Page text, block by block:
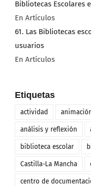
Bibliotecas Escolares
En Artículos
61. Las Bibliotecas
usuarios
En Artículos
Etiquetas
actividad
análisis y reflexión
biblioteca escolar
Castilla-La Mancha
centro de